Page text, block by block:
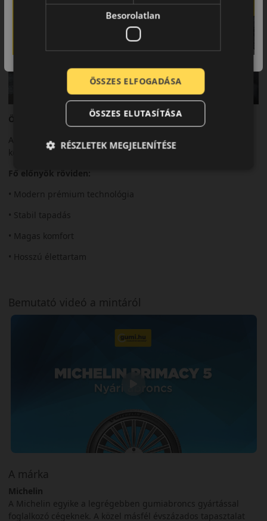
Összegzés
A Primacy 5 a prémium komfort és biztonság új generációját
képviseli.
Fő előnyök röviden:
• Modern prémium technológia
• Stabil tapadás
• Magas komfort
• Hosszú élettartam
Bemutató videó a mintáról
A márka
Michelin
A Michelin egyike a legrégebben gumiabroncs gyártással
foglalkozó cégeknek. A közel másfél évszázados tapasztalat
Besorolatlan
ÖSSZES ELFOGADÁSA
ÖSSZES ELUTASÍTÁSA
RÉSZLETEK MEGJELENÍTÉSE